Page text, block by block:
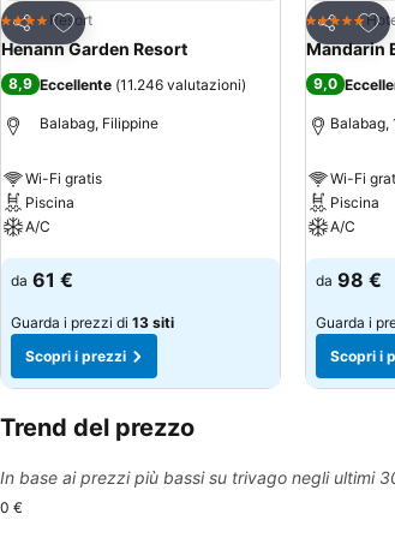
Condividi
Aggiungi ai preferiti
4 StelleResort
Henann Garden Resort
8,9 Eccellente (11.246 valutazioni)
Balabag, Filippine
Wi-Fi gratis
Piscina
A/C
Scopri i prezzi
da 61 €
Guarda i prezzi di 13 siti
Scopri i prezzi
Condividi
5 Stelle
Mandarin
9,0
Balabag,
Wi-Fi
Piscina
A/C
Scopri i
da 98 €
Guarda i
Scopri i
Trend del prezzo
In base ai prezzi più bassi su trivago negli ultimi
0 €